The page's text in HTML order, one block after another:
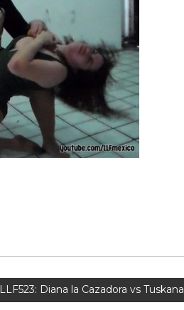
LLF523: Diana la Cazadora vs Tuskana